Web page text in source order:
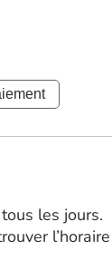
les jours.